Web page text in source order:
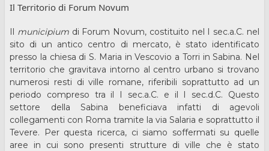
Il Territorio di Forum Novum
Il municipiumdi Forum Novum, costituito nel I sec.a.C. nel
sito di un antico centro di mercato, è stato identificato
presso la chiesa di S. Maria in Vescovio a Torri in Sabina. Nel
territorio che gravitava intorno al centro urbano si trovano
numerosi resti di ville romane, riferibili soprattutto ad un
periodo compreso tra il I sec.a.C. e il I sec.d.C. Questo
settore della Sabina beneficiava infatti di agevoli
collegamenti con Roma tramite la via Salaria e soprattutto il
Tevere. Per questa ricerca, ci siamo soffermati su quelle
aree in cui sono presenti strutture di ville che è stato